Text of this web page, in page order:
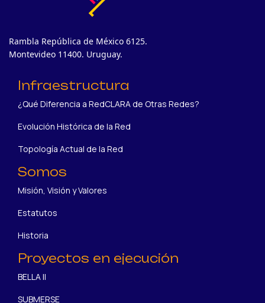
Rambla República de México 6125.
Montevideo 11400. Uruguay.
Infraestructura
¿Qué Diferencia a RedCLARA de Otras Redes?
Evolución Histórica de la Red
Topología Actual de la Red
Somos
Misión, Visión y Valores
Estatutos
Historia
Proyectos en ejecución
BELLA II
SUBMERSE